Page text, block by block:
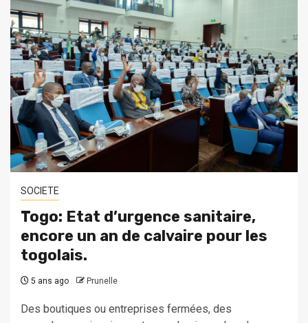
SOCIETE
Togo: Etat d’urgence sanitaire,
encore un an de calvaire pour les
togolais.
5 ans ago Prunelle
Des boutiques ou entreprises fermées, des